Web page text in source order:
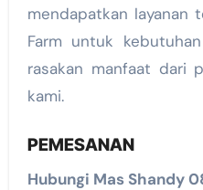
mendapatkan layanan
Farm untuk
rasakan manfaat dari
kami.
PEMESANAN
Hubungi Mas Shandy